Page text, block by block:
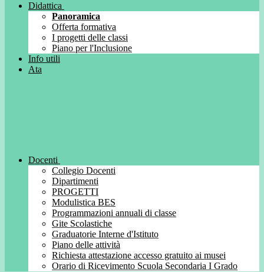
Didattica
Panoramica
Offerta formativa
I progetti delle classi
Piano per l'Inclusione
Info utili
Ata
Docenti
Collegio Docenti
Dipartimenti
PROGETTI
Modulistica BES
Programmazioni annuali di classe
Gite Scolastiche
Graduatorie Interne d'Istituto
Piano delle attività
Richiesta attestazione accesso gratuito ai musei
Orario di Ricevimento Scuola Secondaria I Grado